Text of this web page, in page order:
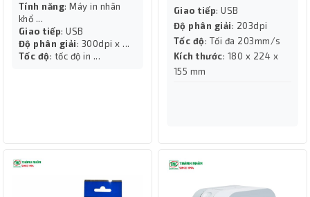
Tính năng: Máy in nhãn
khổ ...
Giao tiếp: USB
Độ phân giải: 300dpi x ...
Tốc độ: tốc độ in ...
Giao tiếp: USB
Độ phân giải: 203dpi
Tốc độ: Tối đa 203mm/s
Kích thước: 180 x 224 x
155 mm